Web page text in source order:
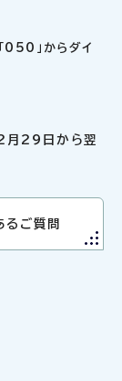
」からダイ
月29日から翌
るご質問